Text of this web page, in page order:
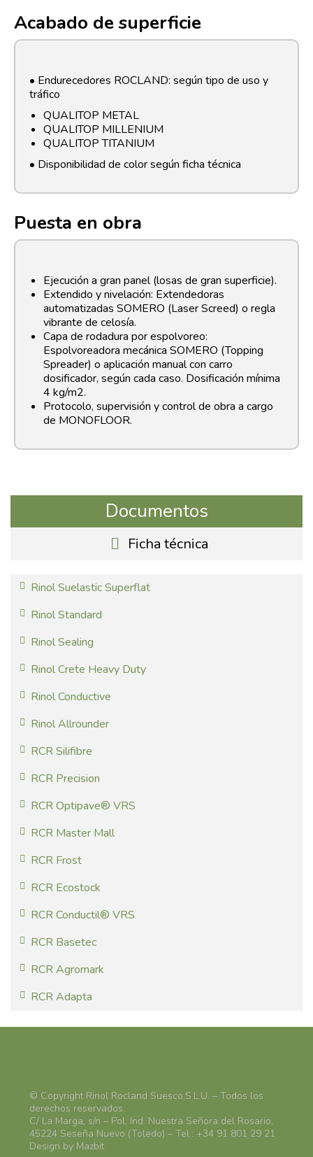
Acabado de superficie
• Endurecedores ROCLAND: según tipo de uso y
tráfico
QUALITOP METAL
QUALITOP MILLENIUM
QUALITOP TITANIUM
• Disponibilidad de color según ficha técnica
Puesta en obra
Ejecución a gran panel (losas de gran superficie).
Extendido y nivelación: Extendedoras
automatizadas SOMERO (Laser Screed) o regla
vibrante de celosía.
Capa de rodadura por espolvoreo:
Espolvoreadora mecánica SOMERO (Topping
Spreader) o aplicación manual con carro
dosificador, según cada caso. Dosificación mínima
4 kg/m2.
Protocolo, supervisión y control de obra a cargo
de MONOFLOOR.
Documentos
Ficha técnica
Rinol Suelastic Superflat
Rinol Standard
Rinol Sealing
Rinol Crete Heavy Duty
Rinol Conductive
Rinol Allrounder
RCR Silifibre
RCR Precision
RCR Optipave® VRS
RCR Master Mall
RCR Frost
RCR Ecostock
RCR Conductil® VRS
RCR Basetec
RCR Agromark
RCR Adapta
© Copyright Rinol Rocland Suesco,S.L.U. – Todos los
derechos reservados.
C/ La Marga, s/n – Pol. Ind. Nuestra Señora del Rosario,
45224 Seseña Nuevo (Toledo) – Tel.: +34 91 801 29 21
Design by Mazbit